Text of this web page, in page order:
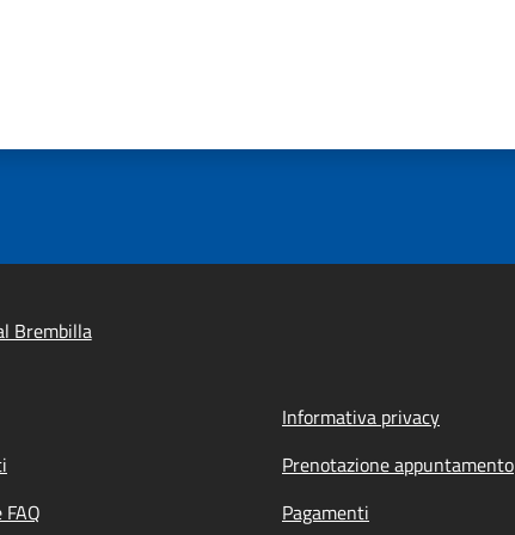
Brembilla
Informativa privacy
Prenotazione appuntamento
Pagamenti